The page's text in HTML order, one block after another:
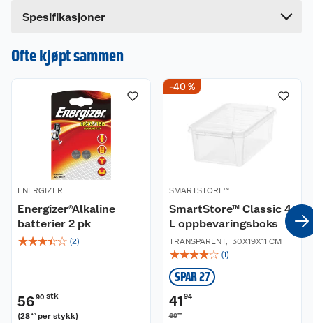
Dette produktet har ikke fått noen omtale ennå.
en omtale.
Spesifikasjoner
Ofte kjøpt sammen
ENERGIZER
Energizer®Alkaline
batterier 2 pk
☆☆☆☆☆ (2)
5690 stk
(2845 per stykk)
-40 %
SMARTSTORE™
SmartStore™ Classic 4
L oppbevaringsboks
TRANSPARENT, 30X19X11 CM
☆☆☆☆☆ (1)
SPAR 27
41 94
6990